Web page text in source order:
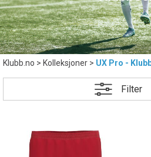
Klubb.no>Kolleksjoner>UX Pro -
Filter